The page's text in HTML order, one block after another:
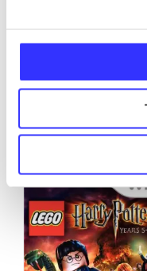
Minder om